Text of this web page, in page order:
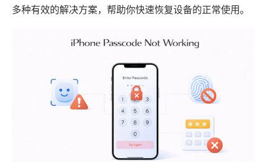
多种有效的解决方案，帮助你快速恢复设备的正常使用。